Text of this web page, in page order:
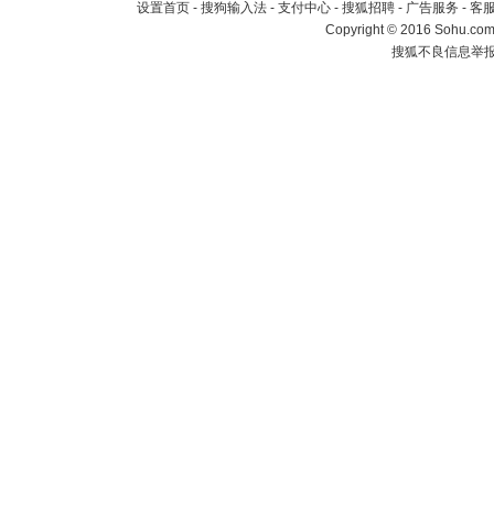
设置首页 - 搜狗输入法 - 支付中心 - 搜狐招聘 - 广告服务 - 客
Copyright©2016
搜狐不良信息举